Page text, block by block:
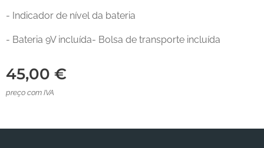
- Indicador de nível da bateria
- Bateria 9V incluída- Bolsa de transporte incluída
45,00 €
preço com IVA